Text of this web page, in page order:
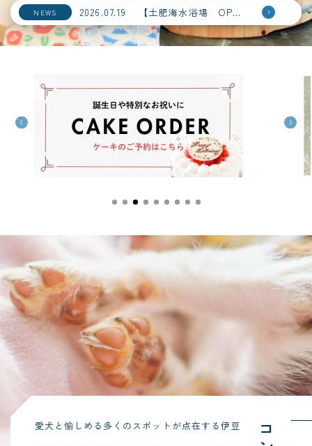
NEWS 2026.07.19 【土肥海水浴場 OPEＮ！】
愛犬と愉しめる多くのスポットが点在する伊豆